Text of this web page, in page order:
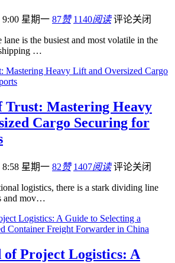
9:00 星期一 87赞 1140阅读 评论关闭
lane is the busiest and most volatile in the
…
Trust: Mastering Heavy
Cargo Securing for
8:58 星期一 82赞 1407阅读 评论关闭
logistics, there is a stark dividing line
and mov…
Project Logistics: A